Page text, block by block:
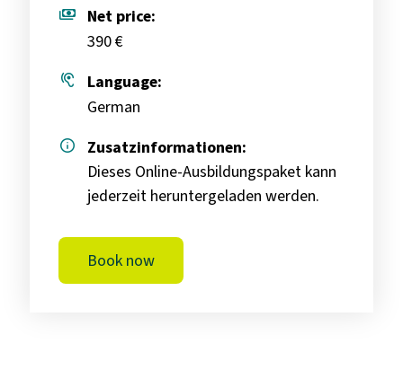
payments Net price:
390 €
hearing
Language:
German
info
Zusatzinformationen:
Dieses Online-Ausbildungspaket kann
jederzeit heruntergeladen werden.
Book now